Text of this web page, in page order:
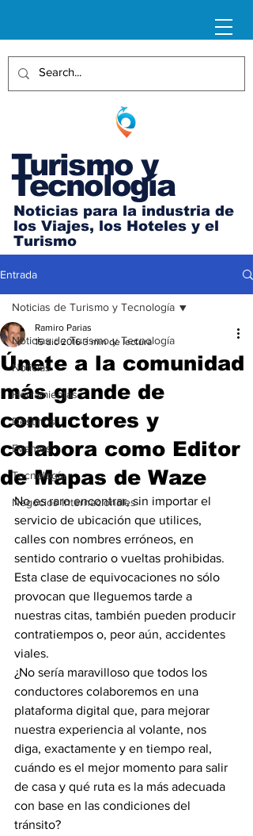
Turismo y
Tecnología
Noticias para la industria de
los Viajes, los Hoteles y el
Turismo
Entrada
Noticias de Turismo y Tecnología
Noticias
Herramientas
Destinos
Eventos
Tecnología
Negocios Internacionales
Noticias de Turismo y Tecnología
Únete a la comunidad
más grande de
conductores y
colabora como Editor
de Mapas de Waze
Ramiro Parias
15 dic 2016 3 min de lectura
No es raro encontrar, sin importar el
servicio de ubicación que utilices,
calles con nombres erróneos, en
sentido contrario o vueltas prohibidas.
Esta clase de equivocaciones no sólo
provocan que lleguemos tarde a
nuestras citas, también pueden producir
contratiempos o, peor aún, accidentes
viales.
¿No sería maravilloso que todos los
conductores colaboremos en una
plataforma digital que, para mejorar
nuestra experiencia al volante, nos
diga, exactamente y en tiempo real,
cuándo es el mejor momento para salir
de casa y qué ruta es la más adecuada
con base en las condiciones del
tránsito?